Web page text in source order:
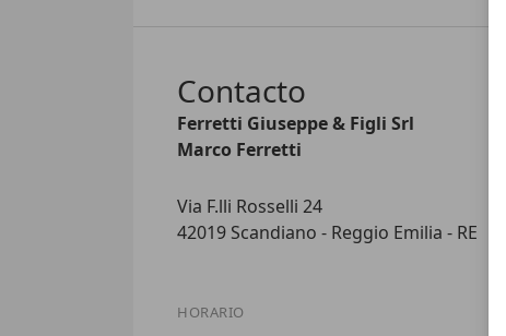
Contacto
Ferretti Giuseppe & Figli Srl
Marco Ferretti
Via F.lli Rosselli 24
42019 Scandiano - Reggio Emilia - RE
HORARIO